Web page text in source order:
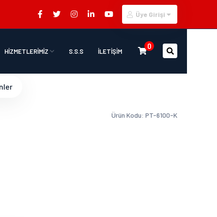
Üye Girişi
HİZMETLERİMİZ S.S.S İLETİŞİM
0
Ürün Kodu: PT-6100-K